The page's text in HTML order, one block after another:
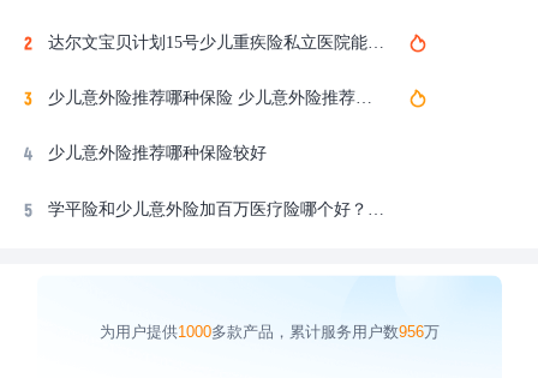
达尔文宝贝计划15号少儿重疾险私立医院能报销吗？中高端医疗保险金详解
少儿意外险推荐哪种保险 少儿意外险推荐哪种好
少儿意外险推荐哪种保险较好
为用户提供1000多款产品，累计服务用户数956万